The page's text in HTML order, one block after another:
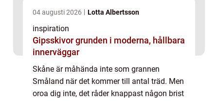
04 augusti 2026 Lotta Albertsson
inspiration
Gipsskivor grunden i moderna, hållbara
innerväggar
Skåne är måhända inte som grannen
Småland när det kommer till antal träd. Men
oroa dig inte, det råder knappast någon brist